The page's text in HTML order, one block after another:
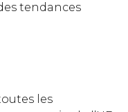
tendances
les